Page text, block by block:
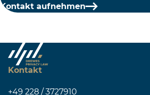
Kontakt aufnehmen
Kontakt
+49 228 / 3727910